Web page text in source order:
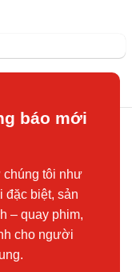
báo mới
chúng tôi như
đặc biệt, sản
– quay phim,
cho người